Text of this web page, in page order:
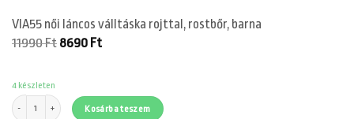
VIA55 női láncos válltáska rojttal, rostbőr, barna
11990Ft Original
8690 FtCurrent
4 készleten
VIA55 női láncos válltáska rojttal, rostbőr, barna mennyiség
Kosárba teszem